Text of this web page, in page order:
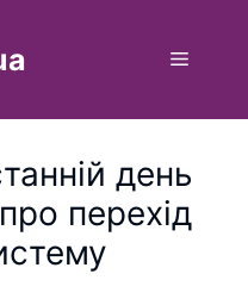
Меню
день
перехід